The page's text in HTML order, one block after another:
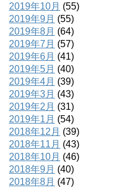
2019年10月 (55)
2019年9月 (55)
2019年8月 (64)
2019年7月 (57)
2019年6月 (41)
2019年5月 (40)
2019年4月 (39)
2019年3月 (43)
2019年2月 (31)
2019年1月 (54)
2018年12月 (39)
2018年11月 (43)
2018年10月 (46)
2018年9月 (40)
2018年8月 (47)